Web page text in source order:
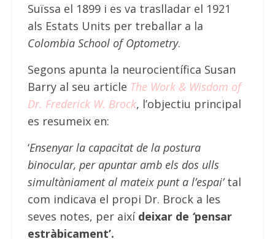
Suïssa el 1899 i es va traslladar el 1921
als Estats Units per treballar a la
Colombia School of Optometry.
Segons apunta la neurocientífica Susan
Barry al seu article The Work & Wisdom of
Dr. Frederick W. Brock, l’objectiu principal
es resumeix en:
‘Ensenyar la capacitat de la postura
binocular, per apuntar amb els dos ulls
simultàniament al mateix punt a l’espai’tal
com indicava el propi Dr. Brock a les
seves notes, per així deixar de ‘pensar
estràbicament’.